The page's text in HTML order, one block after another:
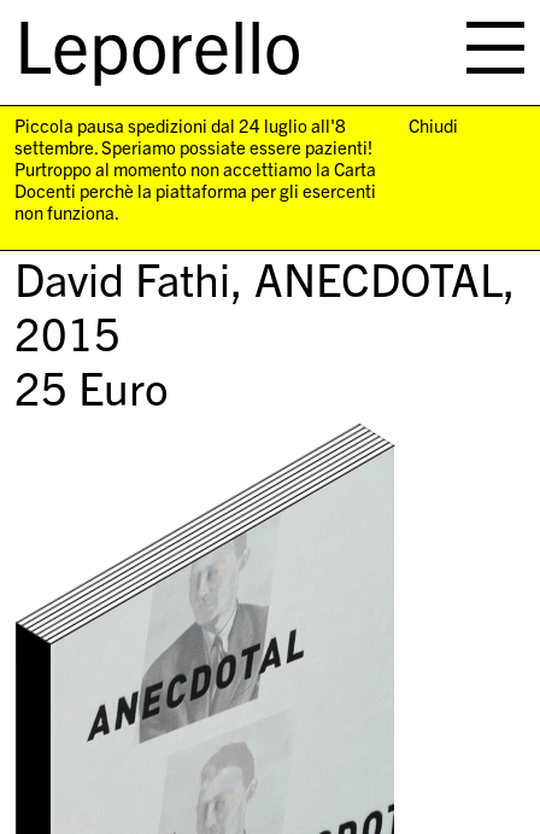
Leporello
navigation
Piccola pausa spedizioni dal 24 luglio all'8
settembre. Speriamo possiate essere pazienti!
Purtroppo al momento non accettiamo la Carta
Docenti perchè la piattaforma per gli esercenti
non funziona.
Chiudi
David Fathi, ANECDOTAL,
2015
25 Euro